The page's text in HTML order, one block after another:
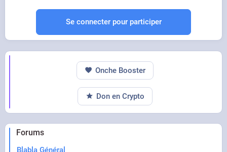
Se connecter pour participer
Forums
Blabla Général
Onche Booster
Don en Crypto